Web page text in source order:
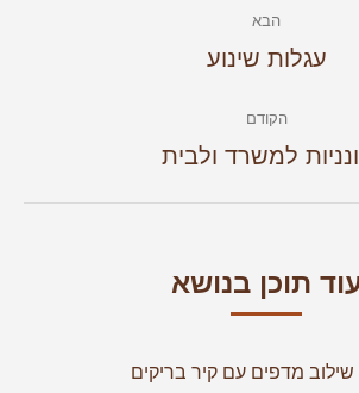
הקודם
הקודם
למשרד ולבית
הבא
הבא
עגלות שינוע
תוכן בנושא
שילוב מדפים עם קיר בריקים